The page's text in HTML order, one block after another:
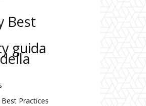
Best
guida
Practices